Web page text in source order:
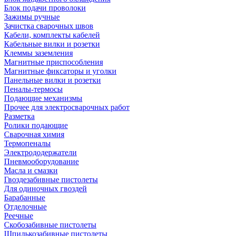
Блок подачи проволоки
Зажимы ручные
Зачистка сварочных швов
Кабели, комплекты кабелей
Кабельные вилки и розетки
Клеммы заземления
Магнитные приспособления
Магнитные фиксаторы и уголки
Панельные вилки и розетки
Пеналы-термосы
Подающие механизмы
Прочее для электросварочных работ
Разметка
Ролики подающие
Сварочная химия
Термопеналы
Электрододержатели
Пневмооборудование
Масла и смазки
Гвоздезабивные пистолеты
Для одиночных гвоздей
Барабанные
Отделочные
Реечные
Скобозабивные пистолеты
Шпилькозабивные пистолеты